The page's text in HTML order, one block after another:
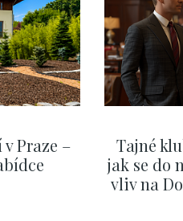
Praze –
Tajné
jak se do
vliv na